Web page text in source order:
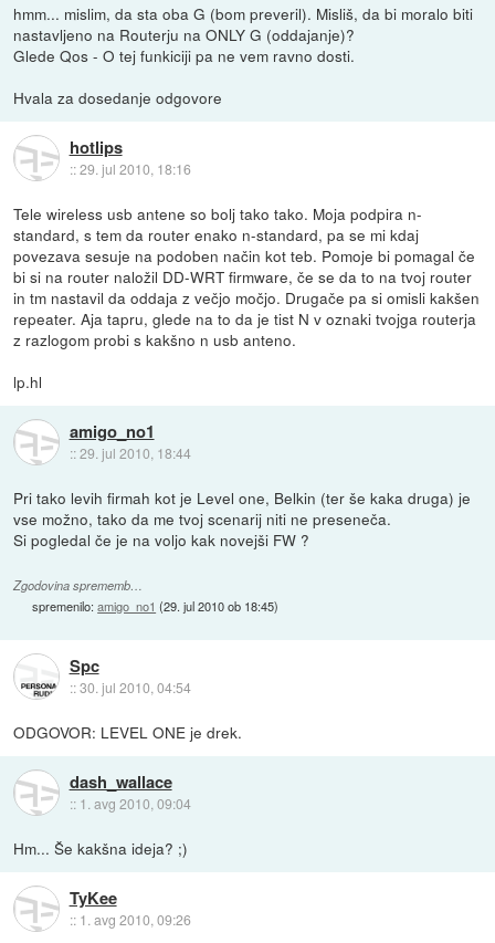
hmm... mislim, da sta oba G (bom preveril). Misliš, da bi moralo biti
nastavljeno na Routerju na ONLY G (oddajanje)?
Glede Qos - O tej funkiciji pa ne vem ravno dosti.
Hvala za dosedanje odgovore
hotlips
::29. jul 2010, 18:16
Tele wireless usb antene so bolj tako tako. Moja podpira n-
standard, s tem da router enako n-standard, pa se mi kdaj
povezava sesuje na podoben način kot teb. Pomoje bi pomagal če
bi si na router naložil DD-WRT firmware, če se da to na tvoj router
in tm nastavil da oddaja z večjo močjo. Drugače pa si omisli kakšen
repeater. Aja tapru, glede na to da je tist N v oznaki tvojga routerja
z razlogom probi s kakšno n usb anteno.
lp.hl
amigo_no1
::29. jul 2010, 18:44
Pri tako levih firmah kot je Level one, Belkin (ter še kaka druga) je
vse možno, tako da me tvoj scenarij niti ne preseneča.
Si pogledal če je na voljo kak novejši FW ?
Zgodovina sprememb…
spremenilo:amigo_no1 (29. jul 2010 ob 18:45)
Spc
::30. jul 2010, 04:54
ODGOVOR: LEVEL ONE je drek.
dash_wallace
:: 1. avg 2010, 09:04
Hm... Še kakšna ideja? ;)
TyKee
:: 1. avg 2010, 09:26